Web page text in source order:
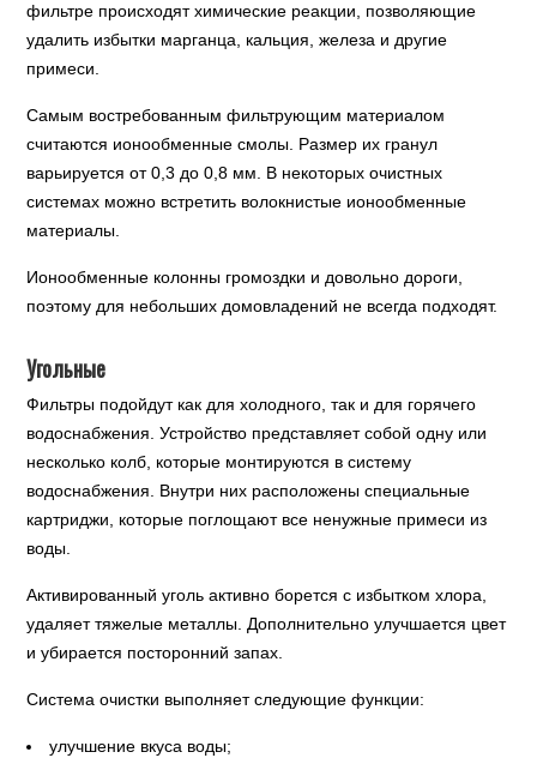
фильтре происходят химические реакции, позволяющие
удалить избытки марганца, кальция, железа и другие
примеси.
Самым востребованным фильтрующим материалом
считаются ионообменные смолы. Размер их гранул
варьируется от 0,3 до 0,8 мм. В некоторых очистных
системах можно встретить волокнистые ионообменные
материалы.
Ионообменные колонны громоздки и довольно дороги,
поэтому для небольших домовладений не всегда подходят.
Угольные
Фильтры подойдут как для холодного, так и для горячего
водоснабжения. Устройство представляет собой одну или
несколько колб, которые монтируются в систему
водоснабжения. Внутри них расположены специальные
картриджи, которые поглощают все ненужные примеси из
воды.
Активированный уголь активно борется с избытком хлора,
удаляет тяжелые металлы. Дополнительно улучшается цвет
и убирается посторонний запах.
Система очистки выполняет следующие функции:
улучшение вкуса воды;